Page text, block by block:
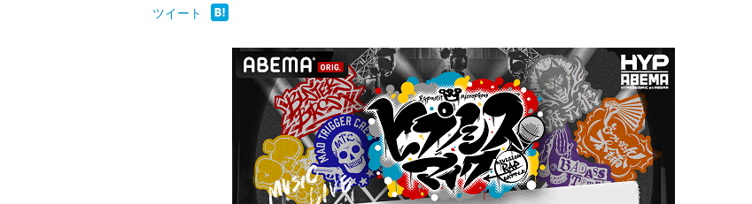
ツイート